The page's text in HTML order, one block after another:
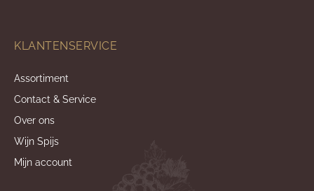
KLANTENSERVICE
Assortiment
Contact & Service
Over ons
Wijn Spijs
Mijn account